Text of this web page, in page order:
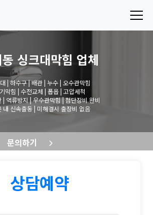
싱크대막힘 업체
| 하수구 | 배관 | 누수 | 오수관막힘
막힘 | 수전교체 | 폽옵 | 고압세척
| 역류방지 | 우수관막힘 | 첨단장비 완비
내 신속출동 | 미해결시 출장비 없음
문의하기
상담예약